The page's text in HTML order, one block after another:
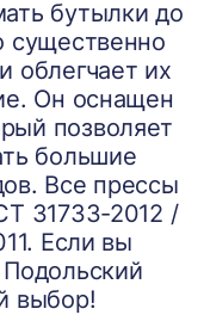
бутылки до
существенно
облегчает их
Он оснащен
позволяет
большие
Все прессы
31733-2012 /
Если вы
выбор!